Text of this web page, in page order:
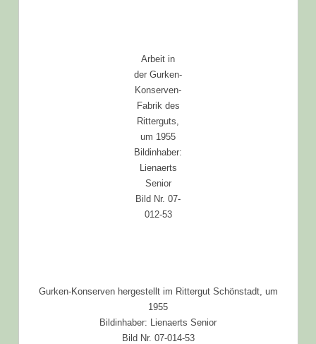
Arbeit in
der Gurken-
Konserven-
Fabrik des
Ritterguts,
um 1955
Bildinhaber:
Lienaerts
Senior
Bild Nr. 07-
012-53
Gurken-Konserven hergestellt im Rittergut Schönstadt, um
1955
Bildinhaber: Lienaerts Senior
Bild Nr. 07-014-53